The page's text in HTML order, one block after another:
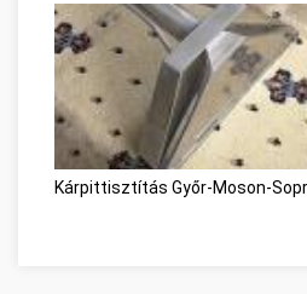
Kárpittisztítás Győr-Moson-